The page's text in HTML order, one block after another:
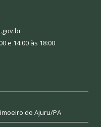
e 14:00 às 18:00
do Ajuru/PA